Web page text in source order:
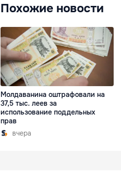
Похожие новости
Молдаванина оштрафовали на
37,5 тыс. леев за
использование поддельных
прав
вчера